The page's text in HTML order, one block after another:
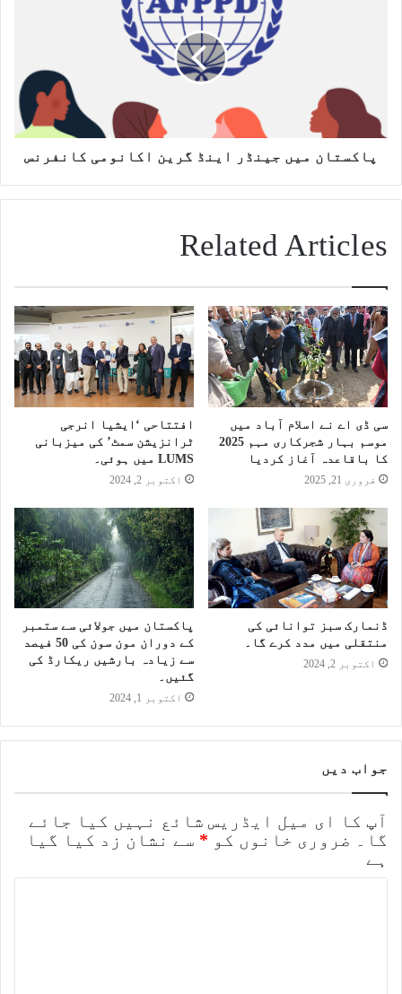
پاکستان میں جینڈر اینڈ گرین اکانومی کانفرنس
Related Articles
سی ڈی اے نے اسلام آباد میں
موسم بہار شجرکاری مہم 2025
کا باقاعدہ آغاز کردیا
فروری 21, 2025
افتتاحی ‘ایشیا انرجی
ٹرانزیشن سمٹ’ کی میزبانی
LUMS میں ہوئی۔
اکتوبر 2, 2024
ڈنمارک سبز توانائی کی
منتقلی میں مدد کرے گا۔
اکتوبر 2, 2024
پاکستان میں جولائی سے ستمبر
کے دوران مون سون کی 50 فیصد
سے زیادہ بارشیں ریکارڈ کی
گئیں۔
اکتوبر 1, 2024
جواب دیں
آپ کا ای میل ایڈریس شائع نہیں کیا جائے
گا۔
ضروری خانوں کو * سے نشان زد کیا گیا
ہے